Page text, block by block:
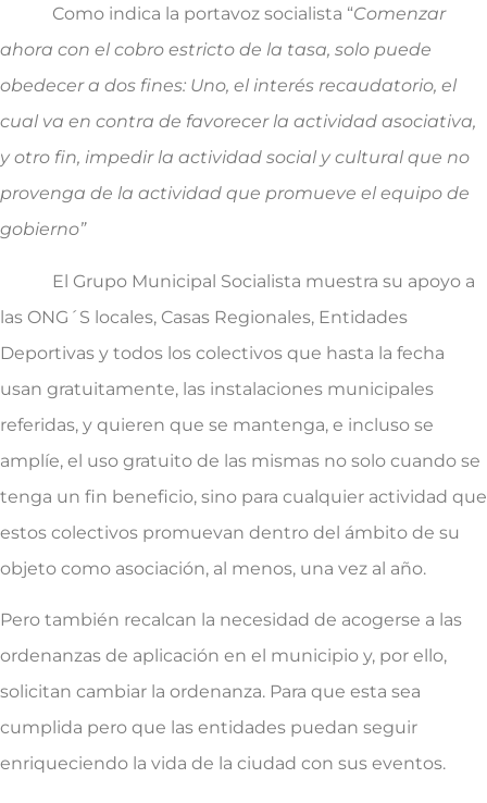
Como indica la portavoz socialista “Comenzar
ahora con el cobro estricto de la tasa, solo puede
obedecer a dos fines: Uno, el interés recaudatorio, el
cual va en contra de favorecer la actividad asociativa,
y otro fin, impedir la actividad social y cultural que no
provenga de la actividad que promueve el equipo de
gobierno”
El Grupo Municipal Socialista muestra su apoyo a
las ONG´S locales, Casas Regionales, Entidades
Deportivas y todos los colectivos que hasta la fecha
usan gratuitamente, las instalaciones municipales
referidas, y quieren que se mantenga, e incluso se
amplíe, el uso gratuito de las mismas no solo cuando se
tenga un fin beneficio, sino para cualquier actividad que
estos colectivos promuevan dentro del ámbito de su
objeto como asociación, al menos, una vez al año.
Pero también recalcan la necesidad de acogerse a las
ordenanzas de aplicación en el municipio y, por ello,
solicitan cambiar la ordenanza. Para que esta sea
cumplida pero que las entidades puedan seguir
enriqueciendo la vida de la ciudad con sus eventos.